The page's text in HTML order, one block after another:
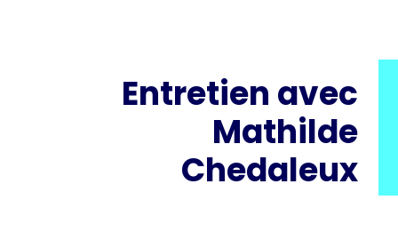
Entretien avec
Mathilde
Chedaleux